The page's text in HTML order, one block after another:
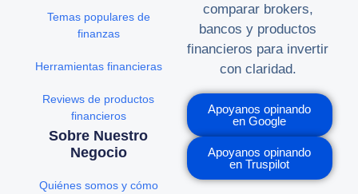
comparar brokers,
bancos y productos
financieros para invertir
con claridad.
Apoyanos opinando
en Google
Apoyanos opinando
en Truspilot
Temas populares de
finanzas
Herramientas financieras
Reviews de productos
financieros
Sobre Nuestro
Negocio
Quiénes somos y cómo